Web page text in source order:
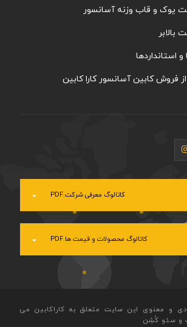
یوک و قاب وزنه آسانسور
بالابر
استانداردها
کابین آسانسور کارا کابین
کاتالوگ معرفی شرکت.PDF
کاتالوگ محصولات و قیمت ها.PDF
و معنوی این سایت متعلق به کاراکابین می
و سئو کُشِن